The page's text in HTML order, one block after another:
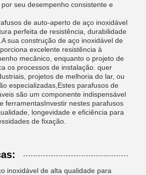
seu desempenho consistente e
de auto-aperto de aço inoxidável
perfeita de resistência, durabilidade
sua construção de aço inoxidável de
excelente resistência à
mecânico, enquanto o projeto de
os processos de instalação. quer
projetos de melhoria do lar, ou
especializadas,Estes parafusos de
são um componente indispensável
ferramentasInvestir nestes parafusos
longevidade e eficiência para
de fixação.
inoxidável de alta qualidade para